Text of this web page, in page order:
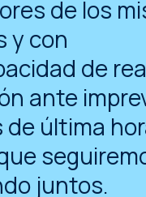
de los
y con
de
ante
de última
juntos.